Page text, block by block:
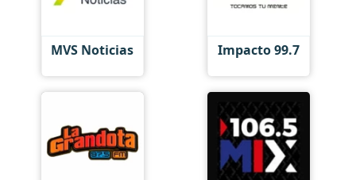
MVS Noticias Impacto 99.7